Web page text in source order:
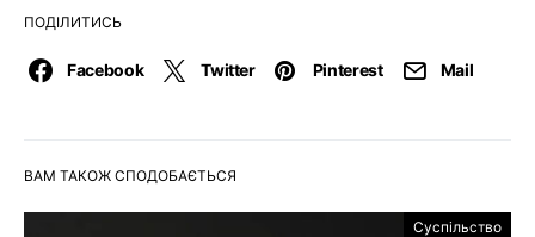
ПОДІЛИТИСЬ
Facebook Twitter Pinterest Mail
ВАМ ТАКОЖ СПОДОБАЄТЬСЯ
Суспільство